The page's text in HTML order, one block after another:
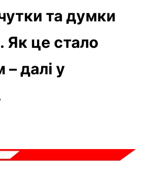
та думки
Як це стало
далі у